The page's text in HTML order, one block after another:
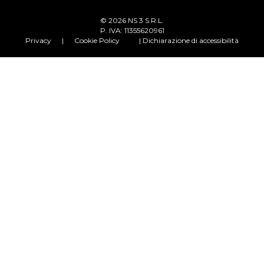
© 2026 NS 3 S.R.L.
P. IVA: 11355620961
Privacy
| Cookie Policy | Dichiarazione di accessibilità